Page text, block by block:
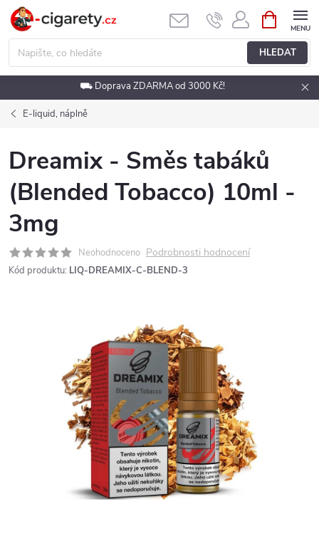
Přejít
obsah
HLEDAT
NÁKUPNÍ
KOŠÍK
⛟ Doprava ZDARMA od 3000 Kč!
E-liquid, náplně
Dreamix - Směs tabáků
(Blended Tobacco) 10ml -
3mg
Neohodnoceno Podrobnosti hodnocení
Kód produktu: LIQ-DREAMIX-C-BLEND-3